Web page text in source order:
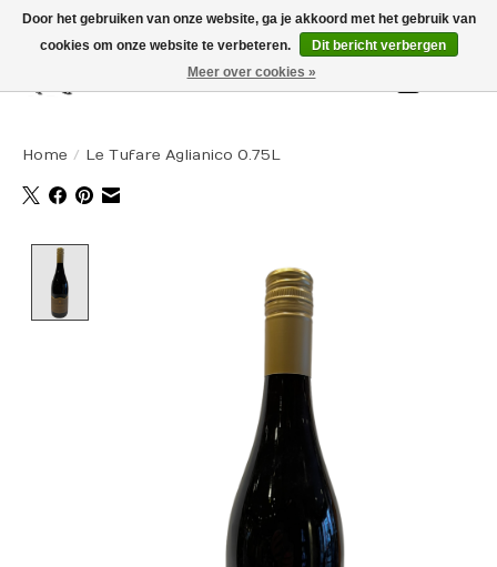
Home / Le Tufare Aglianico 0.75L
Door het gebruiken van onze website, ga je akkoord met het gebruik van
cookies om onze website te verbeteren.
Dit bericht verbergen
Meer over cookies »